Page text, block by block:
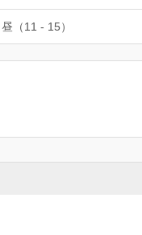
昼（11 - 15）